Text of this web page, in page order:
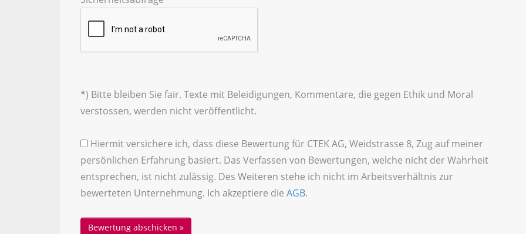
*) Bitte bleiben Sie fair. Texte mit Beleidigungen, Kommentare, die gegen Ethik und Moral
verstossen, werden nicht veröffentlicht.
Hiermit versichere ich, dass diese Bewertung für CTEK AG, Weidstrasse 8, Zug auf meiner
persönlichen Erfahrung basiert. Das Verfassen von Bewertungen, welche nicht der Wahrheit
entsprechen, ist nicht zulässig. Des Weiteren stehe ich nicht im Arbeitsverhältnis zur
bewerteten Unternehmung. Ich akzeptiere die AGB.